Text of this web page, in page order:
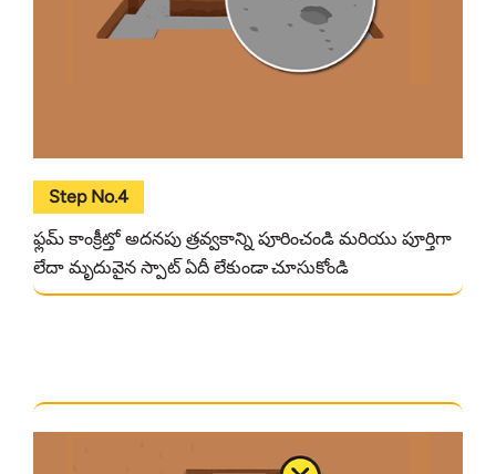
Step No.4
ఫ్లమ్ కాంక్రీట్తో అదనపు త్రవ్వకాన్ని పూరించండి మరియు పూర్తిగా
లేదా మృదువైన స్పాట్ ఏదీ లేకుండా చూసుకోండి